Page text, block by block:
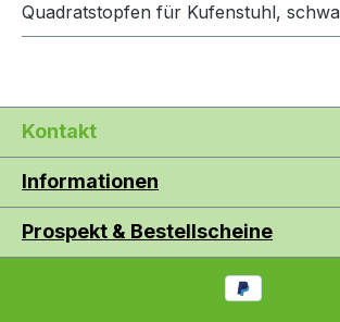
Quadratstopfen für Kufenstuhl,
Kontakt
Informationen
Prospekt & Bestellscheine